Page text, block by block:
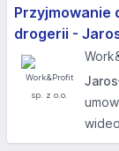
Przyjmowanie
drogerii -
wideo